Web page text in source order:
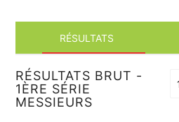
RÉSULTATS
RÉSULTATS BRUT -
1ÈRE SÉRIE
MESSIEURS